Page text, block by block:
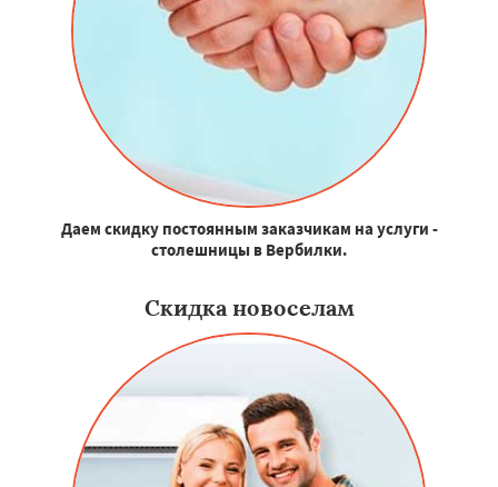
Даем скидку постоянным заказчикам на услуги -
столешницы в Вербилки.
Скидка новоселам